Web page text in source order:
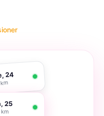
24
25